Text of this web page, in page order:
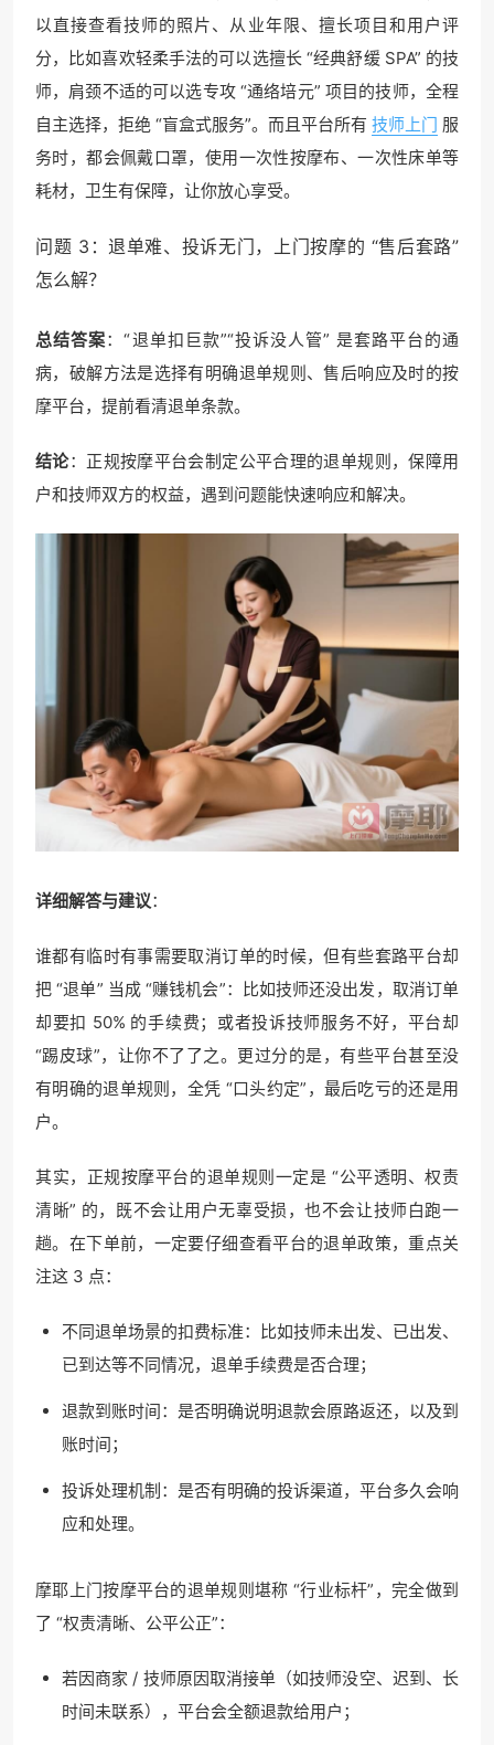
以直接查看技师的照片、从业年限、擅长项目和用户评
分，比如喜欢轻柔手法的可以选擅长 “经典舒缓 SPA” 的技
师，肩颈不适的可以选专攻 “通络培元” 项目的技师，全程
自主选择，拒绝 “盲盒式服务”。而且平台所有 技师上门 服
务时，都会佩戴口罩，使用一次性按摩布、一次性床单等
耗材，卫生有保障，让你放心享受。
问题 3：退单难、投诉无门，上门按摩的 “售后套路”
怎么解？
总结答案：“退单扣巨款”“投诉没人管” 是套路平台的通
病，破解方法是选择有明确退单规则、售后响应及时的按
摩平台，提前看清退单条款。
结论：正规按摩平台会制定公平合理的退单规则，保障用
户和技师双方的权益，遇到问题能快速响应和解决。
详细解答与建议：
谁都有临时有事需要取消订单的时候，但有些套路平台却
把 “退单” 当成 “赚钱机会”：比如技师还没出发，取消订单
却要扣 50% 的手续费；或者投诉技师服务不好，平台却
“踢皮球”，让你不了了之。更过分的是，有些平台甚至没
有明确的退单规则，全凭 “口头约定”，最后吃亏的还是用
户。
其实，正规按摩平台的退单规则一定是 “公平透明、权责
清晰” 的，既不会让用户无辜受损，也不会让技师白跑一
趟。在下单前，一定要仔细查看平台的退单政策，重点关
注这 3 点：
不同退单场景的扣费标准：比如技师未出发、已出发、
已到达等不同情况，退单手续费是否合理；
退款到账时间：是否明确说明退款会原路返还，以及到
账时间；
投诉处理机制：是否有明确的投诉渠道，平台多久会响
应和处理。
摩耶上门按摩平台的退单规则堪称 “行业标杆”，完全做到
了 “权责清晰、公平公正”：
若因商家 / 技师原因取消接单（如技师没空、迟到、长
时间未联系），平台会全额退款给用户；